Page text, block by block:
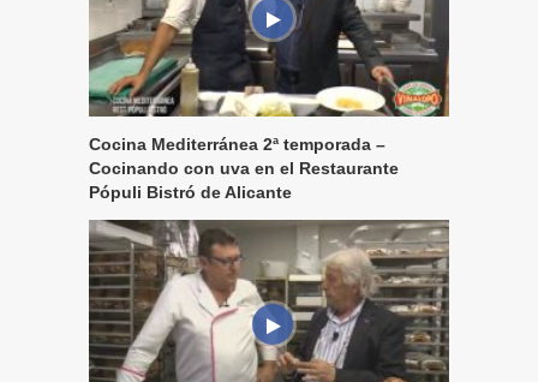
Cocina Mediterránea 2ª temporada –
Cocinando con uva en el Restaurante
Pópuli Bistró de Alicante